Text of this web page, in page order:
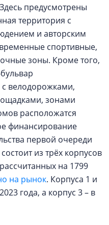
предусмотрены
территория с
и авторским
спортивные,
зоны. Кроме того,
велодорожками,
зонами
расположатся
финансирование
первой очереди
из трёх корпусов
на 1799
на рынок. Корпуса 1 и
года, а корпус 3 – в